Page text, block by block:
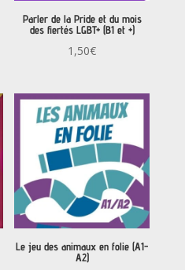
Parler de la Pride et du mois
des fiertés LGBT+ (B1 et +)
1,50€
Le jeu des animaux en folie (A1-
A2)